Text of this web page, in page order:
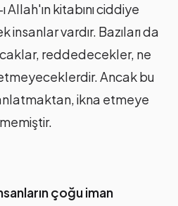
kitabını ciddiye
vardır. Bazıları da
reddedecekler, ne
etmeyeceklerdir. Ancak bu
anlatmaktan, ikna etmeye
çoğu iman